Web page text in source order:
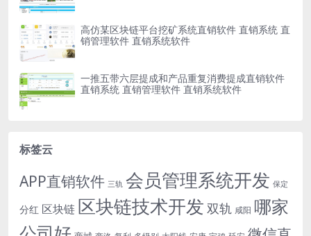
高仿某区块链平台挖矿系统直销软件 直销系统 直
销管理软件 直销系统软件
一推五带六层提成和产品重复消费提成直销软件
直销系统 直销管理软件 直销系统软件
标签云
APP直销软件 三轨 会员管理系统开发 保定
分红 区块链 区块链技术开发 双轨 咸阳 哪家